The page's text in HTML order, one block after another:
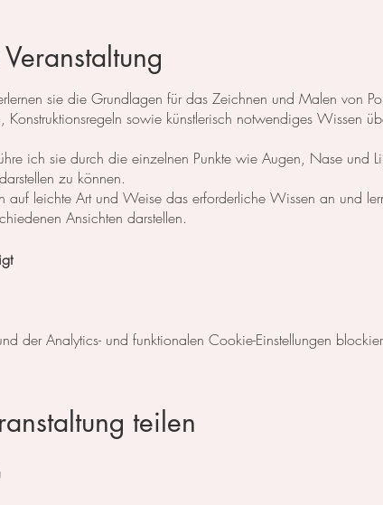
sie die Grundlagen für das Zeichnen und Malen von
Konstruktionsregeln sowie künstlerisch notwendiges Wissen
ich sie durch die einzelnen Punkte wie Augen, Nase und
zu können.
auf leichte Art und Weise das erforderliche Wissen an und
Ansichten darstellen.
der Analytics- und funktionalen Cookie-Einstellungen
teilen